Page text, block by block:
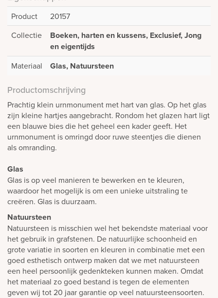
Product
20157
Collectie
Boeken, harten en kussens, Exclusief, Jong
en eigentijds
Materiaal Glas, Natuursteen
Productomschrijving
Prachtig klein urnmonument met hart van glas. Op het glas
zijn kleine hartjes aangebracht. Rondom het glazen hart ligt
een blauwe bies die het geheel een kader geeft. Het
urnmonument is omringd door ruwe steentjes die dienen
als omranding.
Glas
Glas is op veel manieren te bewerken en te kleuren,
waardoor het mogelijk is om een unieke uitstraling te
creëren. Glas is duurzaam.
Natuursteen
Natuursteen is misschien wel het bekendste materiaal voor
het gebruik in grafstenen. De natuurlijke schoonheid en
grote variatie in soorten en kleuren in combinatie met een
goed esthetisch ontwerp maken dat we met natuursteen
een heel persoonlijk gedenkteken kunnen maken. Omdat
het materiaal zo goed bestand is tegen de elementen
geven wij tot 20 jaar garantie op veel natuursteensoorten.